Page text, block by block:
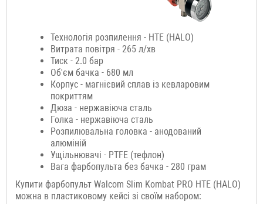
Технологія розпилення - HTE (HALO)
Витрата повітря - 265 л/хв
Тиск - 2.0 бар
Об'єм бачка - 680 мл
Корпус - магнієвий сплав із кевларовим
покриттям
Дюза - нержавіюча сталь
Голка - нержавіюча сталь
Розпилювальна головка - анодований
алюміній
Ущільнювачі - PTFE (тефлон)
Вага фарбопульта без бачка - 280 грам
Купити фарбопульт Walcom Slim Kombat PRO HTE (HALO)
можна в пластиковому кейсі зі своїм набором: